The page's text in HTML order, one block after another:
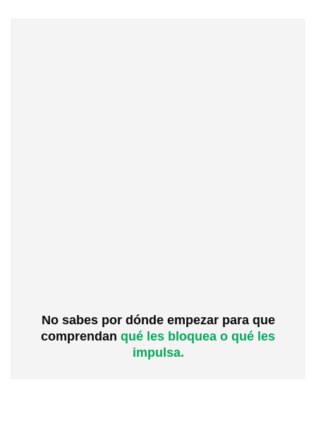
No sabes por dónde empezar para que
comprendan qué les bloquea o qué les
impulsa.